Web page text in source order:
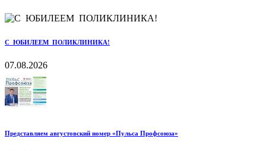
С ЮБИЛЕЕМ ПОЛИКЛИНИКА!
07.08.2026
Представляем августовский номер «Пульса Профсоюза»